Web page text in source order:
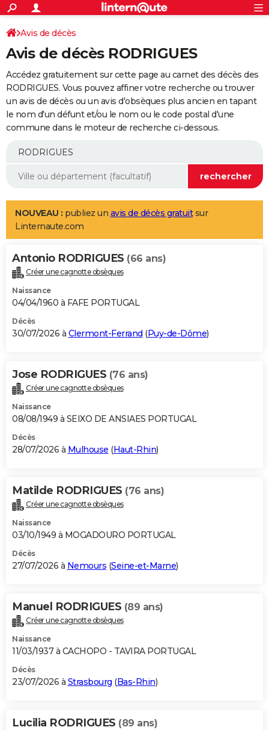
ACTUALITÉS
Politique
Société
Faits Divers
Education
Monde
Villes
+
SPORT
Coupe du monde 2026
Football
Tennis
Cyclisme
Rugby
Forum
Programme TV
TNT
Streaming
Cinéma
Sorties cinéma
Musique
+
FINANCE
Impôts
Immobilier
Risques naturels par ville
Banque
Assurance
Crédit
AUTO
Essais
Réserver un essai
Citadines
Berlines
SUV
Forum auto
+
Mobiles
Meilleur smartphone
Internet
Ordinateurs
Jeux vidéo
Guide high-tech
Aménagement intérieur
LIFESTYLE
Art de vivre
Bien-être
Loisirs
Mode
Modes de vie
Alimentation
Guide de la santé
Maladies
Médicaments
Sommeil
VOYAGE
Destinations
City break
Voyage nature
Voyage de noces
Forum
Climat
+PHOTO
GUIDES D'ACHAT
BONS PLANS
Carte de Noël
Carte Bonne année
Carte Saint-Valentin
Carte Pâques
Carte d'anniversaire
DICTIONNAIRE
Dictionnaire
Biographies
Citations
Expressions
Proverbes
PROGRAMME TV
S'inscrire
Se connecter
Lycées
Collèges
Primaires
Universités
Entreprises
Service militaire
Avis de recherche
AVIS DE DÉCÈS
Bricolage
Lifestyle
Culture
Sport
Auto
Television
Voyage
Cinema
Avis de décès
Avis de décès RODRIGUES
Accédez gratuitement sur cette page au carnet des décès des
RODRIGUES. Vous pouvez affiner votre recherche ou trouver
un avis de décès ou un avis d'obsèques plus ancien en tapant
le nom d'un défunt et/ou le nom ou le code postal d'une
commune dans le moteur de recherche ci-dessous.
NOUVEAU : publiez un avis de décès gratuitsur
Linternaute.com
Antonio RODRIGUES (66 ans)
Créer une cagnotte obsèques
Naissance
04/04/1960 à FAFE PORTUGAL
Décès
30/07/2026 à Clermont-Ferrand (Puy-de-Dôme)
Jose RODRIGUES (76 ans)
Créer une cagnotte obsèques
Naissance
08/08/1949 à SEIXO DE ANSIAES PORTUGAL
Décès
28/07/2026 à Mulhouse (Haut-Rhin)
Matilde RODRIGUES (76 ans)
Créer une cagnotte obsèques
Naissance
03/10/1949 à MOGADOURO PORTUGAL
Décès
27/07/2026 à Nemours (Seine-et-Marne)
Manuel RODRIGUES (89 ans)
Créer une cagnotte obsèques
Naissance
11/03/1937 à CACHOPO - TAVIRA PORTUGAL
Décès
23/07/2026 à Strasbourg (Bas-Rhin)
Lucilia RODRIGUES (89 ans)